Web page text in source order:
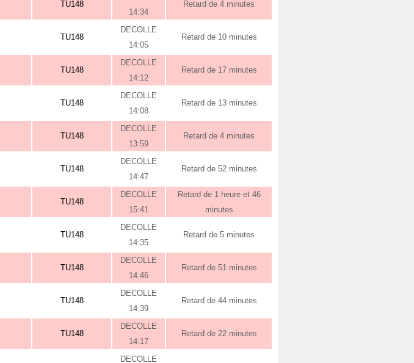
TU148
14:34
Retard de 4 minutes
TU148
DECOLLE
14:05
Retard de 10 minutes
TU148
DECOLLE
14:12
Retard de 17 minutes
TU148
DECOLLE
14:08
Retard de 13 minutes
TU148
DECOLLE
13:59
Retard de 4 minutes
TU148
DECOLLE
14:47
Retard de 52 minutes
TU148
DECOLLE
15:41
Retard de 1 heure et 46
minutes
TU148
DECOLLE
14:35
Retard de 5 minutes
TU148
DECOLLE
14:46
Retard de 51 minutes
TU148
DECOLLE
14:39
Retard de 44 minutes
TU148
DECOLLE
14:17
Retard de 22 minutes
DECOLLE